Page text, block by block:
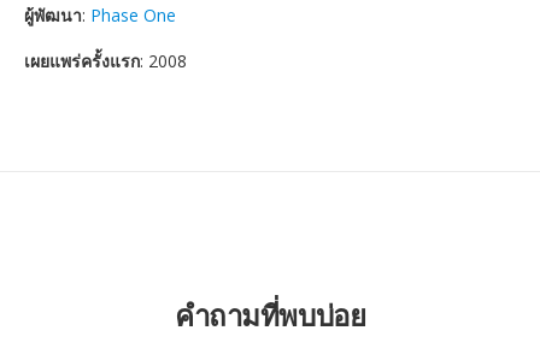
ผู้พัฒนา: Phase One
เผยแพร่ครั้งแรก: 2008
คำถามที่พบบ่อย